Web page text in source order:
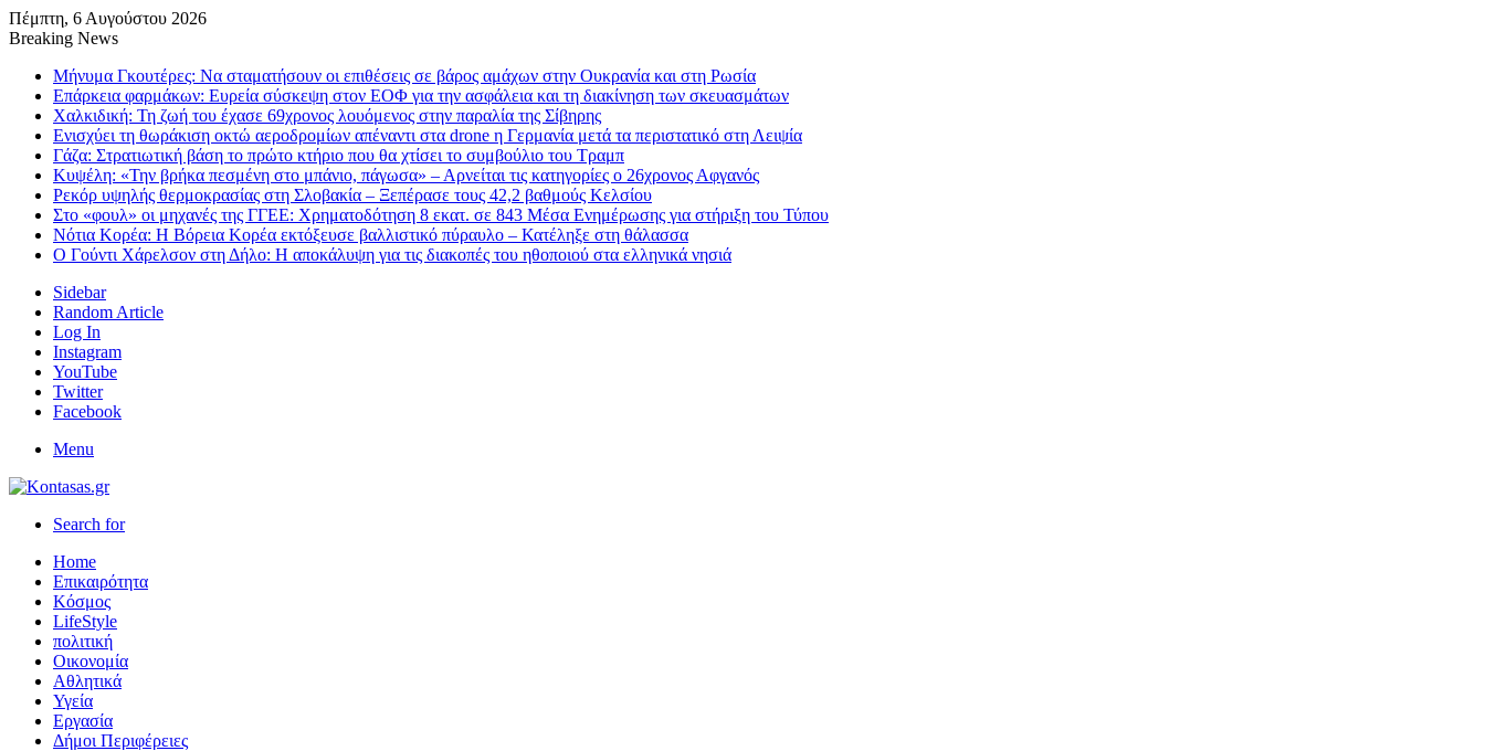
Πέμπτη, 6 Αυγούστου 2026
Breaking News
Μήνυμα Γκουτέρες: Να σταματήσουν οι επιθέσεις σε βάρος αμάχων στην Ουκρανία και στη Ρωσία
Επάρκεια φαρμάκων: Ευρεία σύσκεψη στον ΕΟΦ για την ασφάλεια και τη διακίνηση των σκευασμάτων
Χαλκιδική: Τη ζωή του έχασε 69χρονος λουόμενος στην παραλία της Σίβηρης
Ενισχύει τη θωράκιση οκτώ αεροδρομίων απέναντι στα drone η Γερμανία μετά τα περιστατικό στη Λειψία
Γάζα: Στρατιωτική βάση το πρώτο κτήριο που θα χτίσει το συμβούλιο του Τραμπ
Κυψέλη: «Την βρήκα πεσμένη στο μπάνιο, πάγωσα» – Αρνείται τις κατηγορίες ο 26χρονος Αφγανός
Ρεκόρ υψηλής θερμοκρασίας στη Σλοβακία – Ξεπέρασε τους 42,2 βαθμούς Κελσίου
Στο «φουλ» οι μηχανές της ΓΓΕΕ: Χρηματοδότηση 8 εκατ. σε 843 Μέσα Ενημέρωσης για στήριξη του Τύπου
Νότια Κορέα: Η Βόρεια Κορέα εκτόξευσε βαλλιστικό πύραυλο – Κατέληξε στη θάλασσα
Ο Γούντι Χάρελσον στη Δήλο: Η αποκάλυψη για τις διακοπές του ηθοποιού στα ελληνικά νησιά
Sidebar
Random Article
Log In
Instagram
YouTube
Twitter
Facebook
Menu
Search for
Home
Επικαιρότητα
Κόσμος
LifeStyle
πολιτική
Οικονομία
Αθλητικά
Υγεία
Εργασία
Δήμοι Περιφέρειες